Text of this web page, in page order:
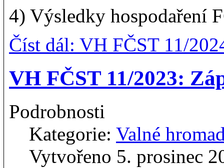
4) Výsledky hospodaření
Číst dál: VH FČST 11/
VH FČST 11/2023:
Podrobnosti
Kategorie: Valné
Vytvořeno 5. prosinec